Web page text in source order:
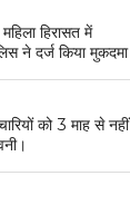
हिरासत में
ने दर्ज किया मुकदमा
को 3 माह से नहीं